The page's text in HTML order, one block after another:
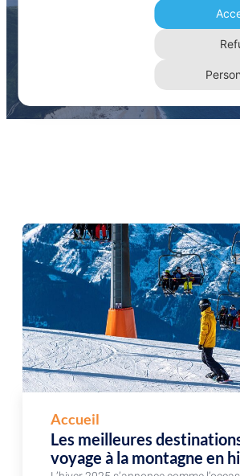
stations de
Home
Accueil
Les meilleures
voyage à la montagne en